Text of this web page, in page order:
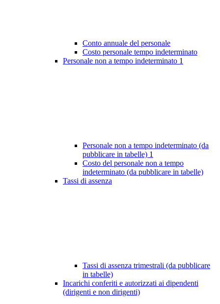
Conto annuale del personale
Costo personale tempo indeterminato
Personale non a tempo indeterminato 1
Personale non a tempo indeterminato (da
pubblicare in tabelle) 1
Costo del personale non a tempo
indeterminato (da pubblicare in tabelle)
Tassi di assenza
Tassi di assenza trimestrali (da pubblicare
in tabelle)
Incarichi conferiti e autorizzati ai dipendenti
(dirigenti e non dirigenti)